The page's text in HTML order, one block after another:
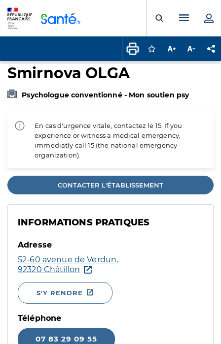
Ouvrir laMenu
Connectez-vous
Augmenter la
Smirnova OLGA
Psychologue conventionné - Mon soutien psy
En cas d'urgence vitale, contactez le 15. If you
experience or witness a medical emergency,
immediatly call 15 (the national emergency
organization).
CONTACTER L'ÉTABLISSEMENT
INFORMATIONS PRATIQUES
Adresse
52-60 avenue de Verdun,
92320 Châtillon
S'Y RENDRE
Téléphone
07 83 29 09 55